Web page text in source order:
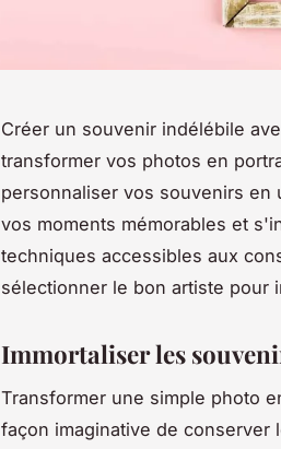
Créer un souvenir indélébile
transformer vos photos en
personnaliser vos souvenirs en
vos moments mémorables et
techniques accessibles aux
sélectionner le bon artiste pour
Immortaliser les
Transformer une simple photo
façon imaginative de conserver